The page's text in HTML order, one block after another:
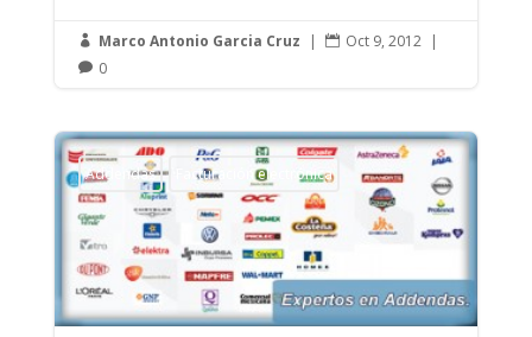
 Marco Antonio Garcia Cruz |  Oct 9, 2012 |
 0
Addendas Facturación electrónica